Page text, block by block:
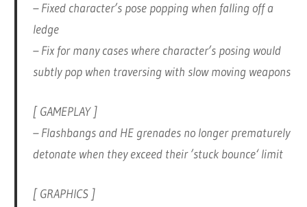
– Fixed character’s pose popping when falling off a
ledge
– Fix for many cases where character’s posing would
subtly pop when traversing with slow moving weapons
[ GAMEPLAY ]
– Flashbangs and HE grenades no longer prematurely
detonate when they exceed their ’stuck bounce‘ limit
[ GRAPHICS ]